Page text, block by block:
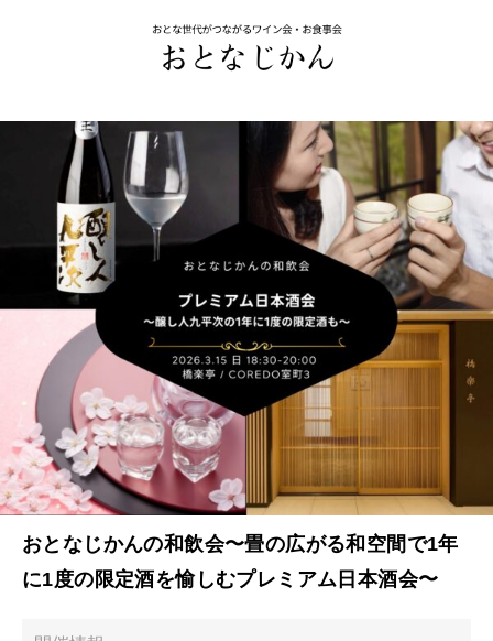
おとなじかんの和飲会〜畳の広がる和空間で1年
に1度の限定酒を愉しむプレミアム日本酒会〜